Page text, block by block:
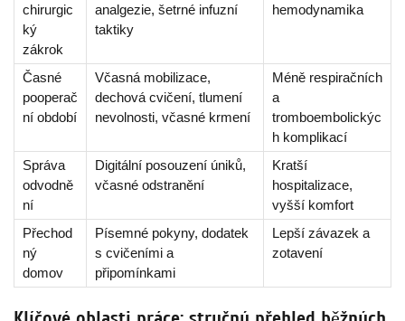
chirurgic
ký
zákrok
analgezie, šetrné infuzní
taktiky
hemodynamika
Časné
pooperač
ní období
Včasná mobilizace,
dechová cvičení, tlumení
nevolnosti, včasné krmení
Méně respiračních
a
tromboembolickýc
h komplikací
Správa
odvodně
ní
Digitální posouzení úniků,
včasné odstranění
Kratší
hospitalizace,
vyšší komfort
Přechod
ný
domov
Písemné pokyny, dodatek
s cvičeními a
připomínkami
Lepší závazek a
zotavení